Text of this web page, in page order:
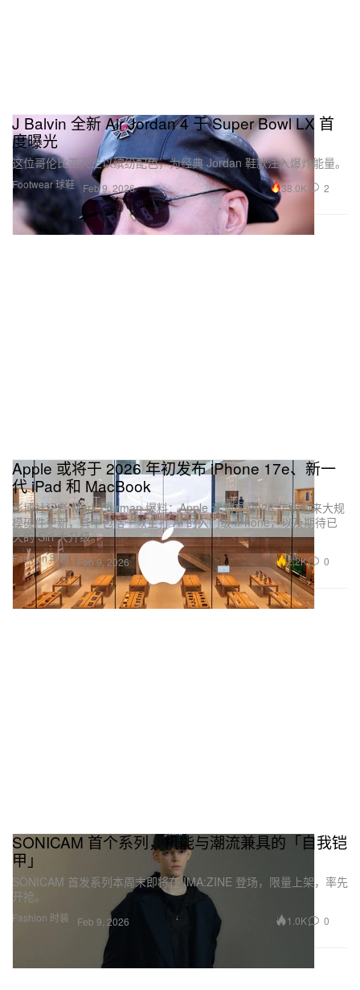
Footwear 球鞋
J Balvin 全新 Air Jordan 4 于 Super Bowl LX 首
度曝光
这位哥伦比亚天王以缤纷配色，为经典 Jordan 鞋款注入爆炸能量。
Feb 9, 2026 38.0K 2
Fashion 时装
Apple 或将于 2026 年初发布 iPhone 17e、新一
代 iPad 和 MacBook
彭博社记者 Mark Gurman 爆料：Apple 计划在 2026 年初迎来大规
模硬件更新，其中包括一款主打 AI 的入门级 iPhone，以及期待已
久的 Siri 大升级。
Feb 9, 2026 2.2K 0
Fashion 时装
SONICAM 首个系列，机能与潮流兼具的「自我铠
甲」
SONICAM 首发系列本周末即将在 IMA:ZINE 登场，限量上架，率先
开抢。
Feb 9, 2026 1.0K 0